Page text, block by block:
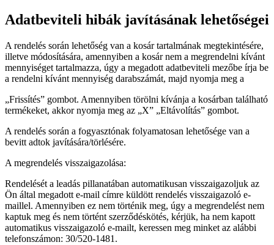
Adatbeviteli hibák javításának lehetőségei
A rendelés során lehetőség van a kosár tartalmának megtekintésére,
illetve módosítására, amennyiben a kosár nem a megrendelni kívánt
mennyiséget tartalmazza, úgy a megadott adatbeviteli mezőbe írja be
a rendelni kívánt mennyiség darabszámát, majd nyomja meg a
„Frissítés” gombot. Amennyiben törölni kívánja a kosárban található
termékeket, akkor nyomja meg az „X” „Eltávolítás” gombot.
A rendelés során a fogyasztónak folyamatosan lehetősége van a
bevitt adtok javítására/törlésére.
A megrendelés visszaigazolása:
Rendelését a leadás pillanatában automatikusan visszaigazoljuk az
Ön által megadott e-mail címre küldött rendelés visszaigazoló e-
maillel. Amennyiben ez nem történik meg, úgy a megrendelést nem
kaptuk meg és nem történt szerződéskötés, kérjük, ha nem kapott
automatikus visszaigazoló e-mailt, keressen meg minket az alábbi
telefonszámon: 30/520-1481.